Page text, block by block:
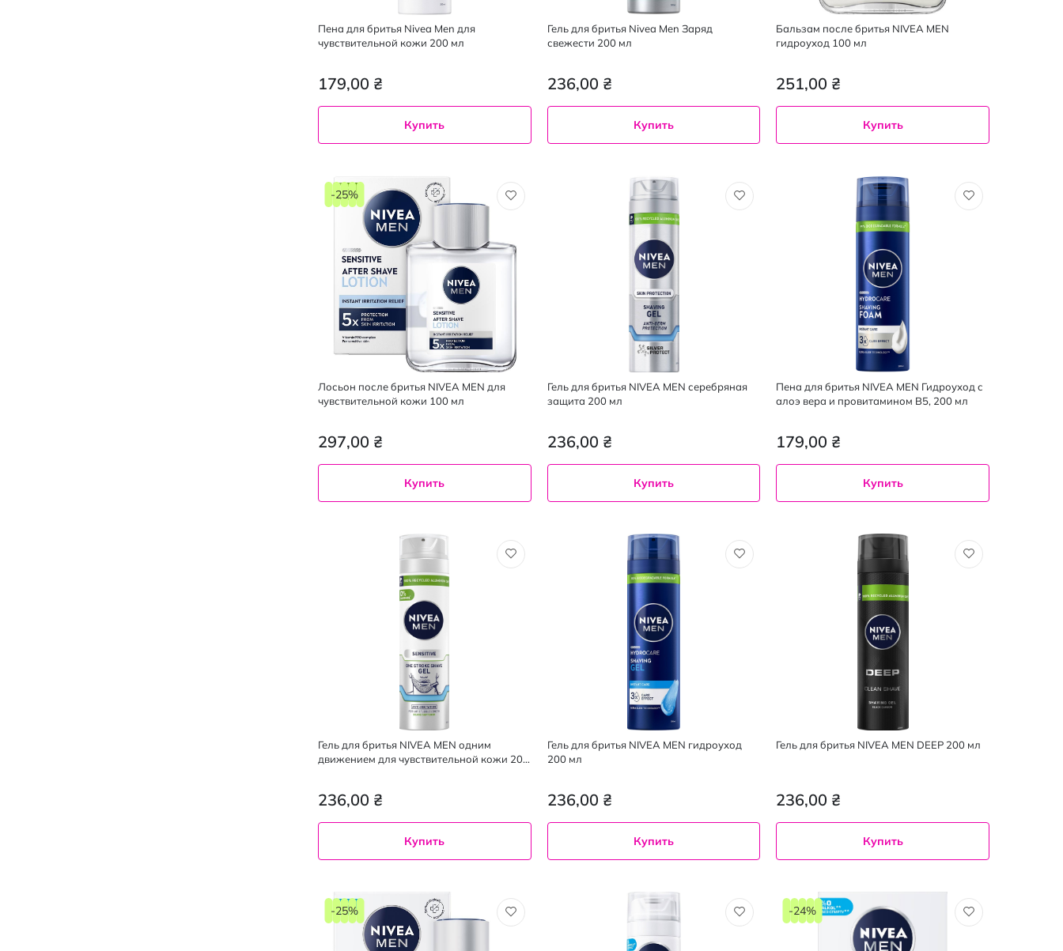
Пена для бритья Nivea Men для
чувствительной кожи 200 мл
179,00 ₴
Купить
Гель для бритья Nivea Men Заряд
свежести 200 мл
236,00 ₴
Купить
Бальзам после бритья NIVEA MEN
гидроуход 100 мл
251,00 ₴
Купить
Лосьон после бритья NIVEA MEN для
чувствительной кожи 100 мл
297,00 ₴
-25%
Купить
Гель для бритья NIVEA MEN серебряная
защита 200 мл
236,00 ₴
Купить
Пена для бритья NIVEA MEN Гидроуход с
алоэ вера и провитамином B5, 200 мл
179,00 ₴
Купить
Гель для бритья NIVEA MEN одним
движением для чувствительной кожи 200
236,00 ₴
Купить
Гель для бритья NIVEA MEN гидроуход
200 мл
236,00 ₴
Купить
Гель для бритья NIVEA MEN DEEP 200 мл
236,00 ₴
Купить
-25% -24%